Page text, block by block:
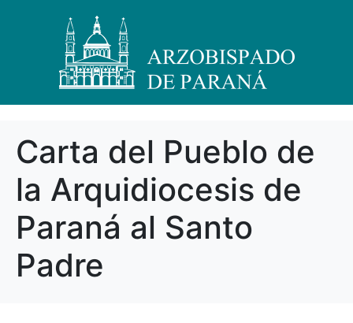
Carta del Pueblo de
la Arquidiocesis de
Paraná al Santo
Padre